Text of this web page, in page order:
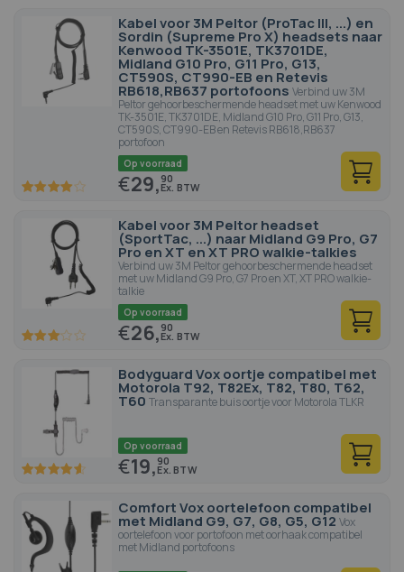
Kabel voor 3M Peltor (ProTac III, ...) en
Sordin (Supreme Pro X) headsets naar
Kenwood TK-3501E, TK3701DE,
Midland G10 Pro, G11 Pro, G13,
CT590S, CT990-EB en Retevis
RB618,RB637 portofoons Verbind uw 3M
Peltor gehoorbeschermende headset met uw Kenwood
TK-3501E, TK3701DE, Midland G10 Pro, G11 Pro, G13,
CT590S, CT990-EB en Retevis RB618,RB637
portofoon
80 100
Op voorraad
€29,90
Kabel voor 3M Peltor headset
(SportTac, ...) naar Midland G9 Pro, G7
Pro en XT en XT PRO walkie-talkies
Verbind uw 3M Peltor gehoorbeschermende headset
met uw Midland G9 Pro, G7 Pro en XT, XT PRO walkie-
talkie
60 100
Op voorraad
€26,90
Bodyguard Vox oortje compatibel met
Motorola T92, T82Ex, T82, T80, T62,
T60 Transparante buis oortje voor Motorola TLKR
91.4 100
Op voorraad
€19,90
Comfort Vox oortelefoon compatibel
met Midland G9, G7, G8, G5, G12 Vox
oortelefoon voor portofoon met oorhaak compatibel
met Midland portofoons